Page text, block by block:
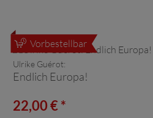
Vorbestellbar
Ulrike Guérot:
Endlich Europa!
22,00 € *